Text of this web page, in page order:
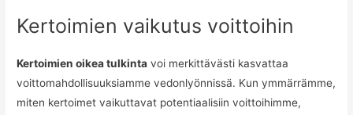
Kertoimien vaikutus voittoihin
Kertoimien oikea tulkinta voi merkittävästi kasvattaa
voittomahdollisuuksiamme vedonlyönnissä. Kun ymmärrämme,
miten kertoimet vaikuttavat potentiaalisiin voittoihimme,